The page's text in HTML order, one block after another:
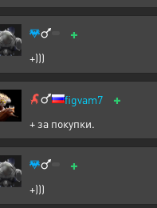
+
+)))
figvam7 +
+ за покупки.
+
+)))